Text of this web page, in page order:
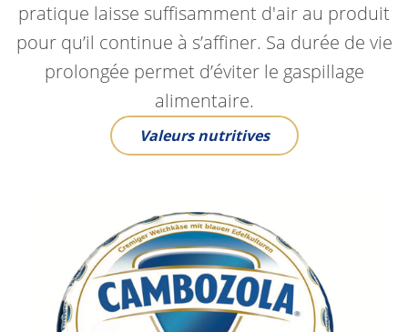
pratique laisse suffisamment d'air au produit
pour qu’il continue à s’affiner. Sa durée de vie
prolongée permet d’éviter le gaspillage
alimentaire.
Valeurs nutritives